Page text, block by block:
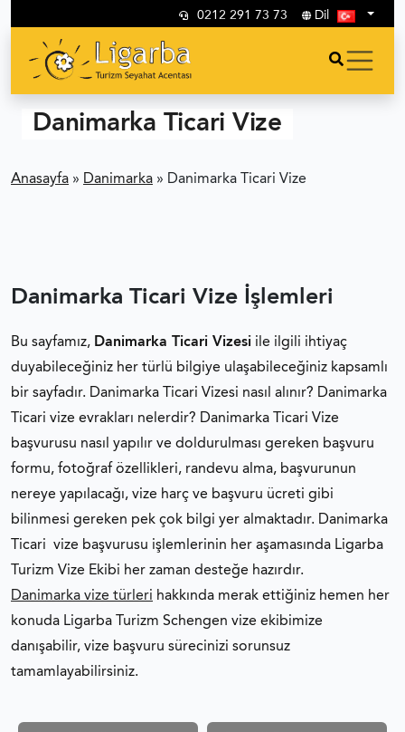
0212 291 73 73 Dil
Danimarka Ticari Vize
Anasayfa » Danimarka » Danimarka Ticari Vize
Danimarka Ticari Vize İşlemleri
Bu sayfamız, Danimarka Ticari Vizesi ile ilgili ihtiyaç
duyabileceğiniz her türlü bilgiye ulaşabileceğiniz kapsamlı
bir sayfadır. Danimarka Ticari Vizesi nasıl alınır? Danimarka
Ticari vize evrakları nelerdir? Danimarka Ticari Vize
başvurusu nasıl yapılır ve doldurulması gereken başvuru
formu, fotoğraf özellikleri, randevu alma, başvurunun
nereye yapılacağı, vize harç ve başvuru ücreti gibi
bilinmesi gereken pek çok bilgi yer almaktadır. Danimarka
Ticari vize başvurusu işlemlerinin her aşamasında Ligarba
Turizm Vize Ekibi her zaman desteğe hazırdır.
Danimarka vize türleri hakkında merak ettiğiniz hemen her
konuda Ligarba Turizm Schengen vize ekibimize
danışabilir, vize başvuru sürecinizi sorunsuz
tamamlayabilirsiniz.